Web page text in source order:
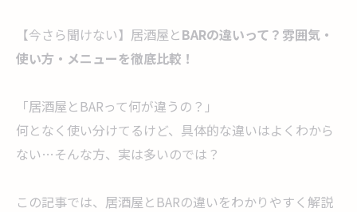
【今さら聞けない】居酒屋とBARの違いって？雰囲気・
使い方・メニューを徹底比較！
「居酒屋とBARって何が違うの？」
何となく使い分けてるけど、具体的な違いはよくわから
ない…そんな方、実は多いのでは？
この記事では、居酒屋とBARの違いをわかりやすく解説